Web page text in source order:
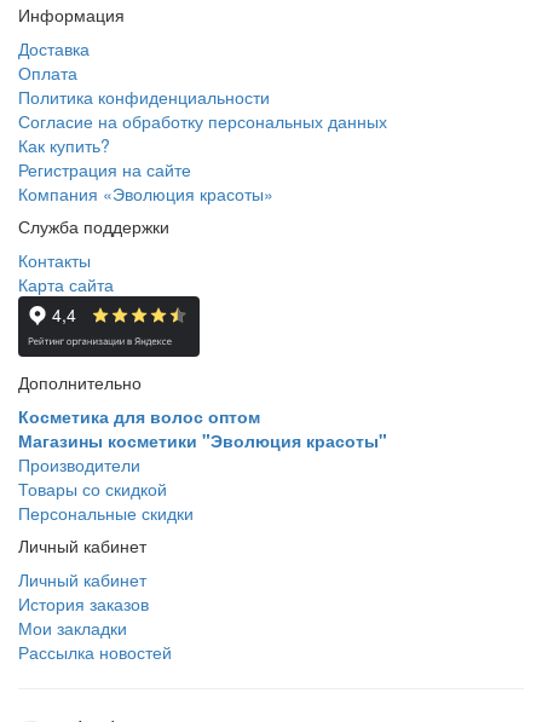
Информация
Доставка
Оплата
Политика конфиденциальности
Согласие на обработку персональных данных
Как купить?
Регистрация на сайте
Компания «Эволюция красоты»
Служба поддержки
Контакты
Карта сайта
Дополнительно
Косметика для волос оптом
Магазины косметики "Эволюция красоты"
Производители
Товары со скидкой
Персональные скидки
Личный кабинет
Личный кабинет
История заказов
Мои закладки
Рассылка новостей